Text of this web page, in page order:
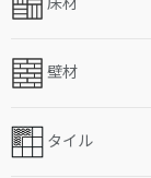
壁材
タイル